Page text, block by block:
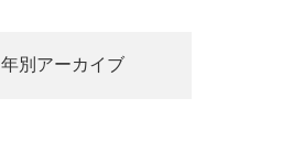
年別アーカイブ